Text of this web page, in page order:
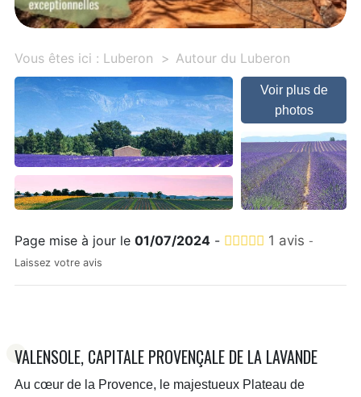
Vous êtes ici : Luberon Autour du Luberon
Voir plus de
photos
Page mise à jour le 01/07/2024- 1 avis -
Laissez votre avis
VALENSOLE, CAPITALE PROVENÇALE DE LA LAVANDE
Au cœur de la Provence, le majestueux Plateau de